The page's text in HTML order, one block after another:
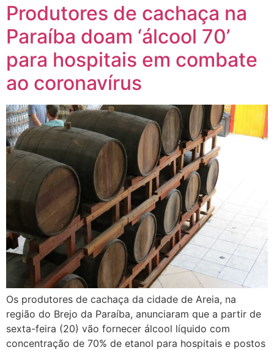
Produtores de cachaça na
Paraíba doam ‘álcool 70’
para hospitais em combate
ao coronavírus
Os produtores de cachaça da cidade de Areia, na
região do Brejo da Paraíba, anunciaram que a partir de
sexta-feira (20) vão fornecer álcool líquido com
concentração de 70% de etanol para hospitais e postos